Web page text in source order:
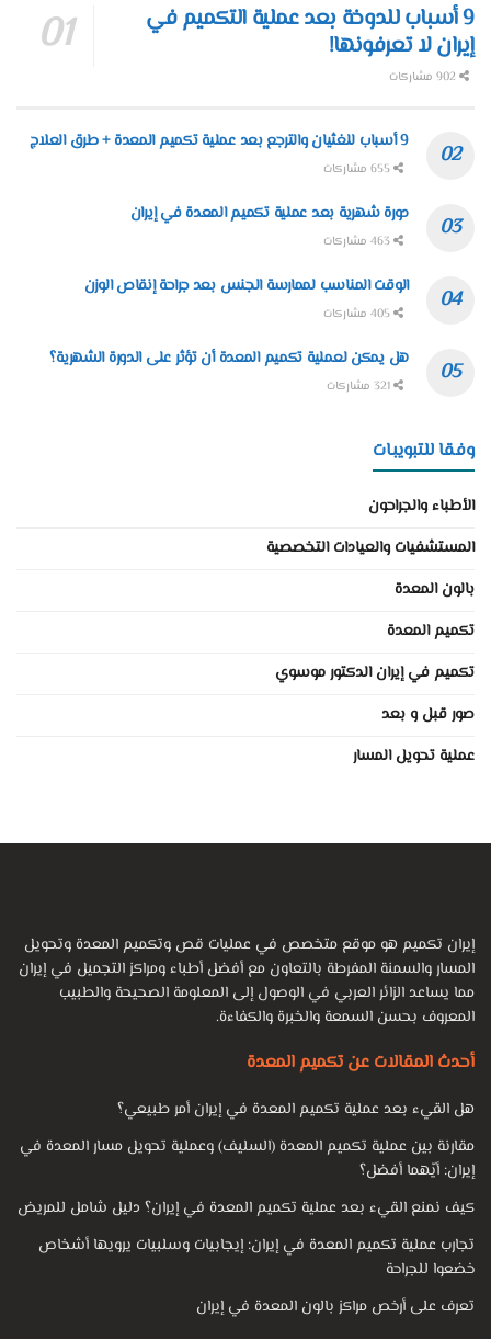
9 أسباب للدوخة بعد عملية التكميم في
إيران لا تعرفونها!
9 أسباب للغثيان والترجع بعد عملية تكميم المعدة + طرق العلاج
دورة شهرية بعد عملية تكميم المعدة في إيران
الوقت المناسب لممارسة الجنس بعد جراحة إنقاص الوزن
هل يمكن لعملية تكميم المعدة أن تؤثر على الدورة الشهرية؟
وفقا للتبويبات
الأطباء والجراحون
المستشفيات والعيادات التخصصية
بالون المعدة
تكميم المعدة
تكميم في إيران الدكتور موسوي
صور قبل و بعد
عملية تحويل المسار
إيران تكميم هو موقع متخصص في عمليات قص وتكميم المعدة وتحويل
المسار والسمنة المفرطة بالتعاون مع أفضل أطباء ومراكز التجميل في إيران
مما يساعد الزائر العربي في الوصول إلى المعلومة الصحيحة والطبيب
المعروف بحسن السمعة والخبرة والكفاءة.
أحدث المقالات عن تكميم المعدة
هل القيء بعد عملية تكميم المعدة في إيران أمر طبيعي؟
مقارنة بين عملية تكميم المعدة (السليف) وعملية تحويل مسار المعدة في
إيران: أيّهما أفضل؟
كيف نمنع القيء بعد عملية تكميم المعدة في إيران؟ دليل شامل للمريض
تجارب عملية تكميم المعدة في إيران: إيجابيات وسلبيات يرويها أشخاص
خضعوا للجراحة
تعرف على أرخص مراكز بالون المعدة في إيران